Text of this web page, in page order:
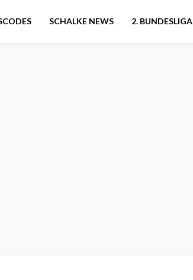
SCHALKE NEWS 2. BUNDESLIGA